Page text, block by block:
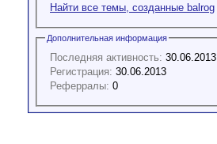
Найти все темы, созданные balrog
Дополнительная информация
Последняя активность: 30.06.2013
Регистрация: 30.06.2013
Реферралы: 0